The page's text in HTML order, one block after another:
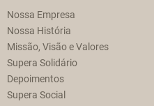
Nossa Empresa
Nossa História
Missão, Visão e Valores
Supera Solidário
Depoimentos
Supera Social